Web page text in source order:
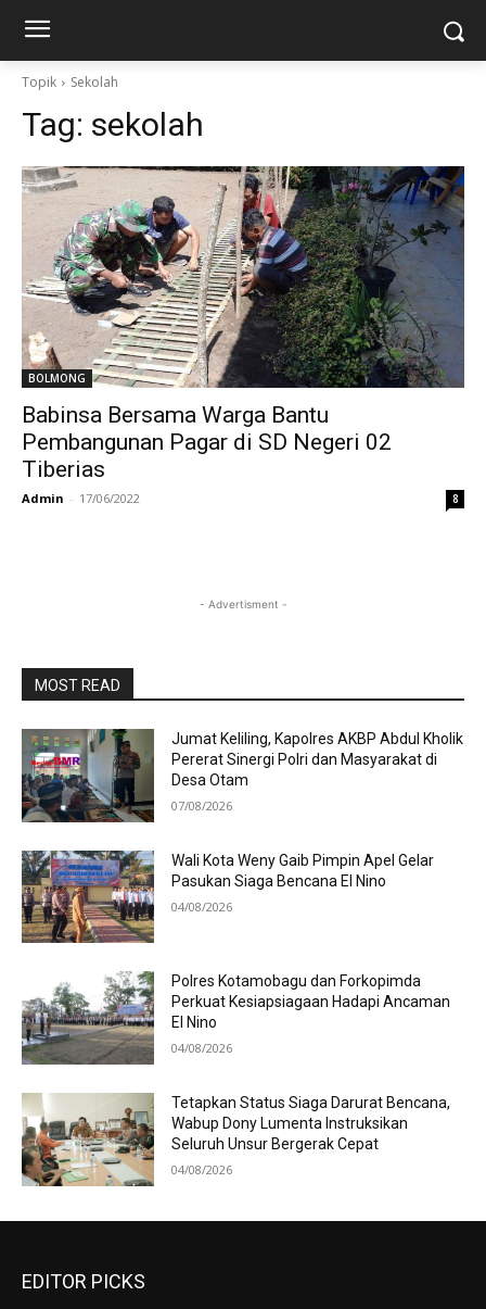
Topik Sekolah
Tag: sekolah
BOLMONG
Babinsa Bersama Warga Bantu
Pembangunan Pagar di SD Negeri 02
Tiberias
Admin - 17/06/2022 8
- Advertisment -
MOST READ
Jumat Keliling, Kapolres AKBP Abdul Kholik
Pererat Sinergi Polri dan Masyarakat di
Desa Otam
07/08/2026
Wali Kota Weny Gaib Pimpin Apel Gelar
Pasukan Siaga Bencana El Nino
04/08/2026
Polres Kotamobagu dan Forkopimda
Perkuat Kesiapsiagaan Hadapi Ancaman
El Nino
04/08/2026
Tetapkan Status Siaga Darurat Bencana,
Wabup Dony Lumenta Instruksikan
Seluruh Unsur Bergerak Cepat
04/08/2026
EDITOR PICKS